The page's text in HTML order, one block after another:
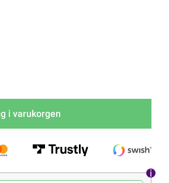
i varukorgen